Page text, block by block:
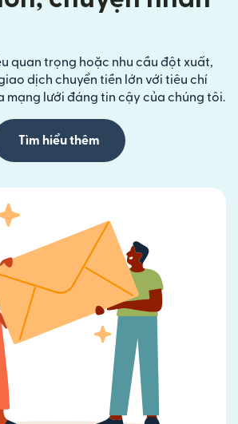
quan trọng hoặc nhu cầu đột xuất,
dịch chuyển tiền lớn với tiêu chí
mạng lưới đáng tin cậy của chúng tôi.
Tìm hiểu thêm